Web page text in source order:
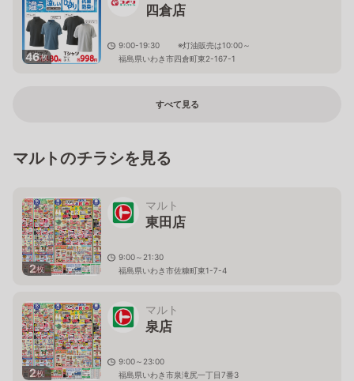
46枚
四倉店
9:00-19:30 ※灯油販売は10:00～
福島県いわき市四倉町東2-167-1
すべて見る
マルトのチラシを見る
2枚
マルト
東田店
9:00～21:30
福島県いわき市佐糠町東1-7-4
2枚
マルト
泉店
9:00～23:00
福島県いわき市泉滝尻一丁目7番3